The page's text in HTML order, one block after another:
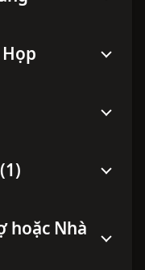
hoặc Nhà